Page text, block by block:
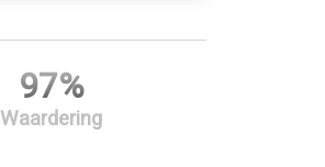
97%
Waardering